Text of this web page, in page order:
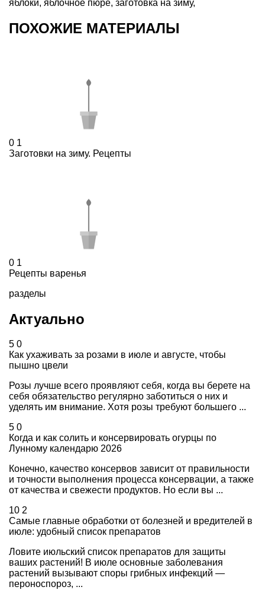
яблоки, яблочное пюре, заготовка на зиму,
ПОХОЖИЕ МАТЕРИАЛЫ
0 1
Заготовки на зиму. Рецепты
0 1
Рецепты варенья
разделы
Актуально
5 0
Как ухаживать за розами в июле и августе, чтобы
пышно цвели
Розы лучше всего проявляют себя, когда вы берете на
себя обязательство регулярно заботиться о них и
уделять им внимание. Хотя розы требуют большего ...
5 0
Когда и как солить и консервировать огурцы по
Лунному календарю 2026
Конечно, качество консервов зависит от правильности
и точности выполнения процесса консервации, а также
от качества и свежести продуктов. Но если вы ...
10 2
Самые главные обработки от болезней и вредителей в
июле: удобный список препаратов
Ловите июльский список препаратов для защиты
ваших растений! В июле основные заболевания
растений вызывают споры грибных инфекций —
пероноспороз, ...